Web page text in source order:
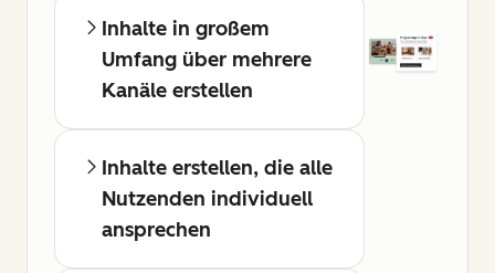
Inhalte in großem
Umfang über mehrere
Kanäle erstellen
Inhalte erstellen, die alle
Nutzenden individuell
ansprechen